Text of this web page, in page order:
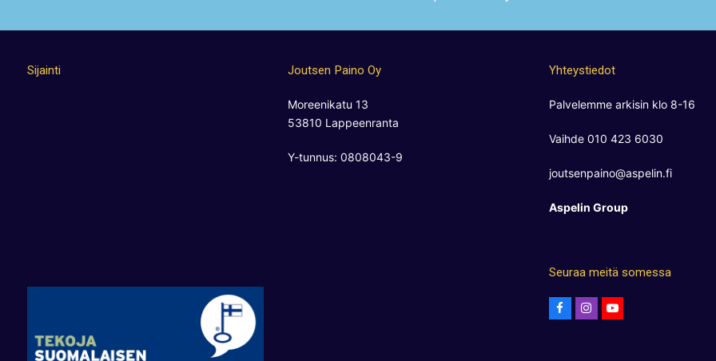
Sijainti Joutsen Paino Oy
Moreenikatu 13
53810 Lappeenranta
Y-tunnus: 0808043-9
Yhteystiedot
Palvelemme arkisin klo 8-16
Vaihde 010 423 6030
joutsenpaino@aspelin.fi
Aspelin Group
Seuraa meitä somessa